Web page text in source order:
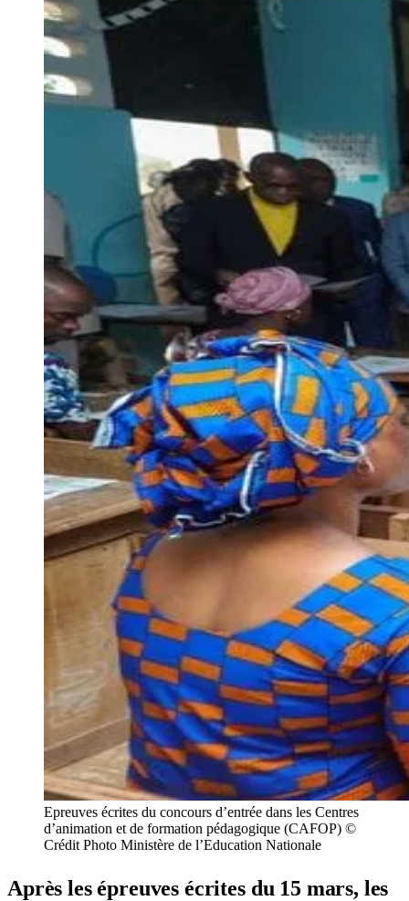
Epreuves écrites du concours d’entrée dans les Centres
d’animation et de formation pédagogique (CAFOP) ©
Crédit Photo Ministère de l’Education Nationale
Après les épreuves écrites du 15 mars, les